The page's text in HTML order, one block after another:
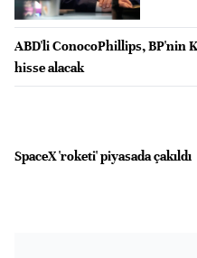
ABD'li ConocoPhillips, BP'nin
hisse alacak
SpaceX 'roketi' piyasada çakıldı